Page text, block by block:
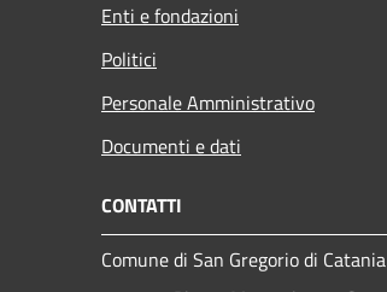
Enti e fondazioni
Politici
Personale Amministrativo
Documenti e dati
CONTATTI
Comune di San Gregorio di Catania